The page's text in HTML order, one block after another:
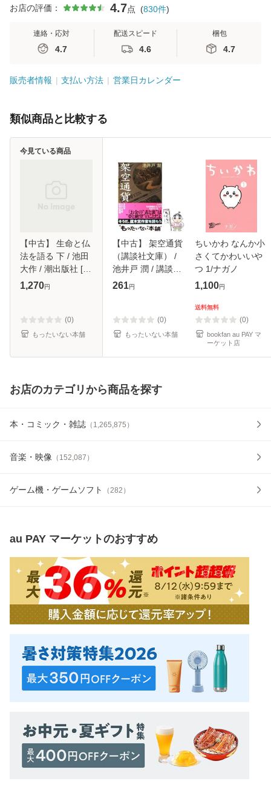
お店の評価： 4.7点 (830件)
連絡・応対
4.7
配送スピード
4.6
梱包
4.7
販売者情報 支払い方法 営業日カレンダー
類似商品と比較する
【中古】 生命と仏
法を語る 下 / 池田
大作 / 潮出版社 [単
行本]【メール便送
1,270円
(0)
もったいない本舗
今見ている商品
【中古】 架空通貨
（講談社文庫） /
池井戸 潤 / 講談社
[文庫]【メール便送
261円
(0)
もったいない本舗
ちいかわ なんか小
さくてかわいいや
つ 1/ナガノ
1,100円
送料無料
(0)
bookfan au PAY マ
ーケット店
お店のカテゴリから商品を探す
本・コミック・雑誌 （ 1,265,875 ）
音楽・映像 （ 152,087 ）
ゲーム機・ゲームソフト （282 ）
au PAY マーケットのおすすめ